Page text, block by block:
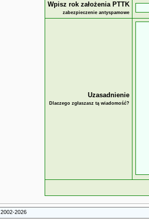
Wpisz rok założenia PTTK
zabezpieczenie antyspamowe
Uzasadnienie
Dlaczego zgłaszasz tą wiadomość?
2002-2026